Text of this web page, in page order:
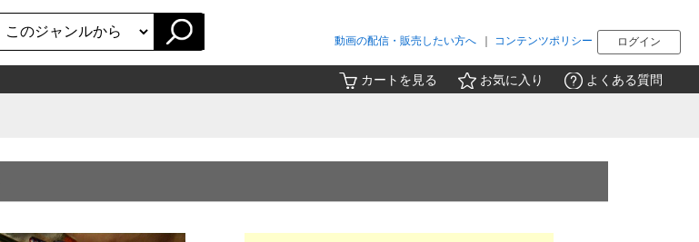
ログイン
コンテンツポリシー
動画の配信・販売したい方へ
カートを見る お気に入り よくある質問